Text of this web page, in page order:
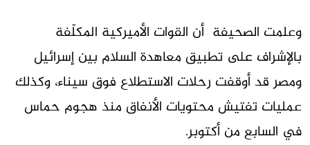
وعلمت الصحيفة أن القوات الأميركية المكلّفة
بالإشراف على تطبيق معاهدة السلام بين إسرائيل
ومصر قد أوقفت رحلات الاستطلاع فوق سيناء، وكذلك
عمليات تفتيش محتويات الأنفاق منذ هجوم حماس
في السابع من أكتوبر.